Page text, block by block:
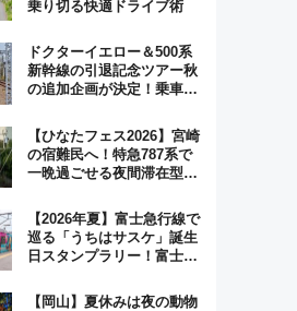
乗り切る快適ドライブ術
ドクターイエロー＆500系
新幹線の引退記念ツアー秋
の追加企画が決定！乗車体
とめ
【ひなたフェス2026】宮崎
の宿難民へ！特急787系で
一晩過ごせる夜間滞在型イ
ま」が救世主に？
【2026年夏】富士急行線で
巡る「うちはサスケ」誕生
日スタンプラリー！富士急
ッズ徹底ガイド
【岡山】夏休みは夜の動物